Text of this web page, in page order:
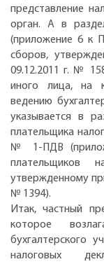
представление
орган. А в
(приложение 6 к
сборов,
09.12.2011 г. №
иного лица, на
ведению
указывается в
плательщика
№ 1-ПДВ
плательщиков
утвержденному
№ 1394).
Итак, частный
которое
бухгалтерского
налоговых